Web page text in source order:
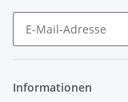
Informationen